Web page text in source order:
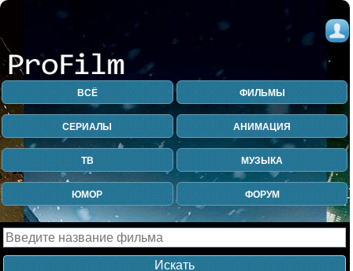
ВСЁ ФИЛЬМЫ
СЕРИАЛЫ АНИМАЦИЯ
ТВ МУЗЫКА
ЮМОР ФОРУМ